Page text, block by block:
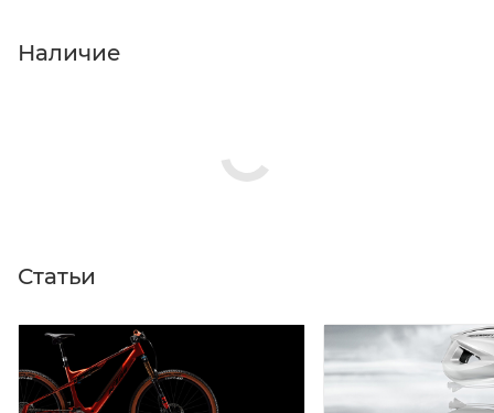
Нажмите кнопку «Оформить заказ».
Наличие
Статьи